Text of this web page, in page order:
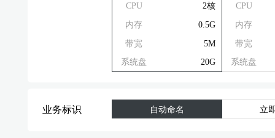
CPU
2核
内存
0.5G
带宽
5M
系统盘
20G
CPU
内存
带宽
系统盘
业务标识 自动命名 立